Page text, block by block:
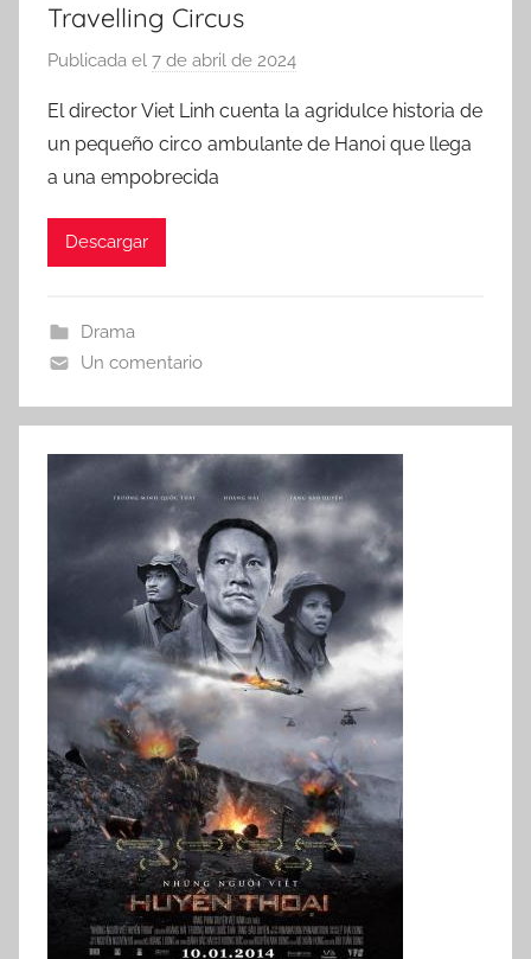
Travelling Circus
Publicada el 7 de abril de 2024
r
El director Viet Linh cuenta la agridulce historia de
un pequeño circo ambulante de Hanoi que llega
a una empobrecida
Descargar
Drama
Un comentario